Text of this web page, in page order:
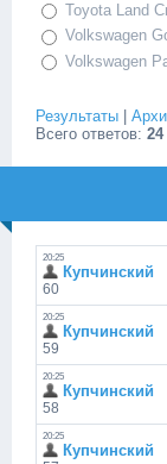
Toyota Land
Volkswagen
Volkswagen
Результаты
Всего ответов: 24